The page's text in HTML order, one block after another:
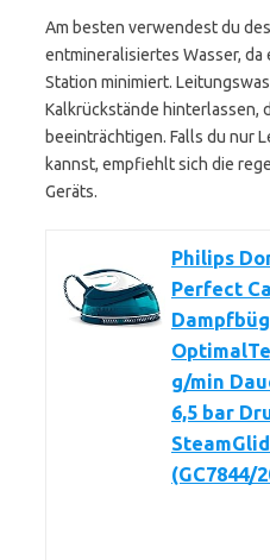
Am besten verwendest du
entmineralisiertes Wasser, da
Station minimiert.
Kalkrückstände hinterlassen,
beeinträchtigen. Falls du nur
kannst, empfiehlt sich die
Geräts.
Philips
Perfect
g/min
6,5 bar
(GC7844/